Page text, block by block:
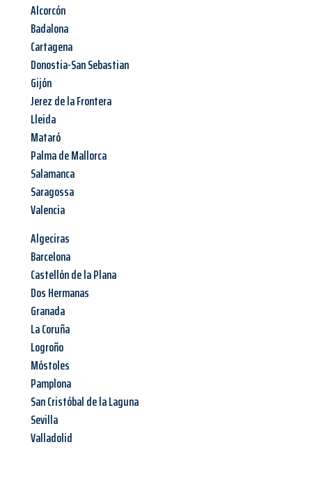
Alcorcón
Badalona
Cartagena
Donostia-San Sebastian
Gijón
Jerez de la Frontera
Lleida
Mataró
Palma de Mallorca
Salamanca
Saragossa
Valencia
Algeciras
Barcelona
Castellón de la Plana
Dos Hermanas
Granada
La Coruña
Logroño
Móstoles
Pamplona
San Cristóbal de la Laguna
Sevilla
Valladolid